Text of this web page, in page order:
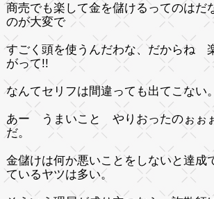
商売でも楽して金を儲けるってのはだ
のが大変で
すごく頭を使うんだわな、だからね
がって!!
なんてセリフは間違っても出てこない。
あー うまいこと やりおったのぉぉ
だ。
金儲けは何か悪いことをしないと達成
ているヤツは多い。